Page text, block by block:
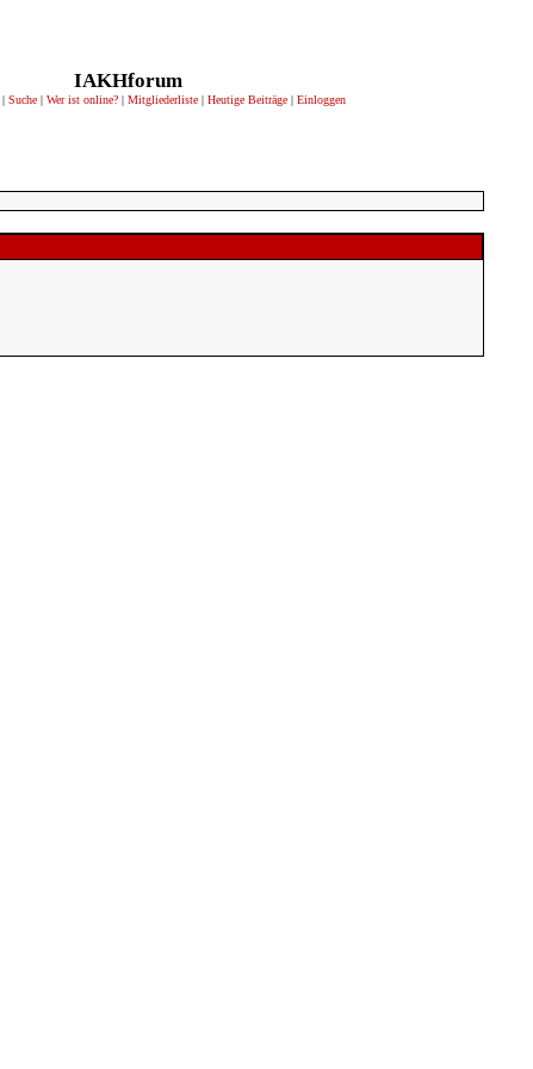
IAKHforum
| Suche | Wer ist online? | Mitgliederliste | Heutige Beiträge | Einloggen